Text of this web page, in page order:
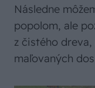
Následne
popolom, ale
z čistého
maľovaných